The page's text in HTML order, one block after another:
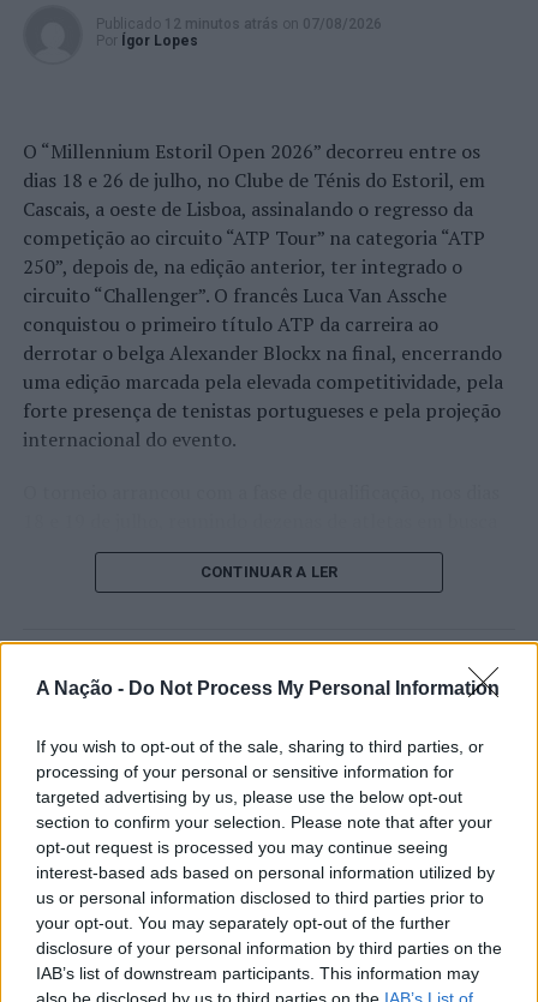
A Nação - Do Not Process My Personal Information
If you wish to opt-out of the sale, sharing to third parties, or
processing of your personal or sensitive information for
targeted advertising by us, please use the below opt-out
section to confirm your selection. Please note that after your
opt-out request is processed you may continue seeing
interest-based ads based on personal information utilized by
us or personal information disclosed to third parties prior to
your opt-out. You may separately opt-out of the further
disclosure of your personal information by third parties on the
IAB’s list of downstream participants. This information may
Publicado 12 minutos atrás on 07/08/2026
Por
Ígor Lopes
O “Millennium Estoril Open 2026” decorreu entre os
dias 18 e 26 de julho, no Clube de Ténis do Estoril, em
Cascais, a oeste de Lisboa, assinalando o regresso da
competição ao circuito “ATP Tour” na categoria “ATP
250”, depois de, na edição anterior, ter integrado o
circuito “Challenger”. O francês Luca Van Assche
conquistou o primeiro título ATP da carreira ao
derrotar o belga Alexander Blockx na final, encerrando
uma edição marcada pela elevada competitividade, pela
forte presença de tenistas portugueses e pela projeção
internacional do evento.
de um lugar no quadro principal. A cerimónia de
abertura contou com a presença do presidente da
acompanhado pelo executivo municipal, assinalando o
concelho no centro do calendário internacional do
Apesar das desistências de última hora de jogadores
como Casper Ruud (Noruega), Alejandro Davidovich
Fokina (Espanha) e Matteo Arnaldi (Itália), a prova
apresentou um quadro competitivo de elevado nível,
liderado pelo russo Andrey Rublev, primeiro cabeça de
série, pelo italiano Luciano Darderi, pelo chileno
Alejandro Tabilo e pelo belga Alexander Blockx.
Um dos momentos mais aguardados da semana foi
CONTINUAR A LER
ATUALIDADE
Internacional de Artes e Ofícios”
promete afirmar artesanato,
património e inovação como
“motores de desenvolvimento
económico e cultural” do município
português
Publicado 7 horas atrás on 07/08/2026